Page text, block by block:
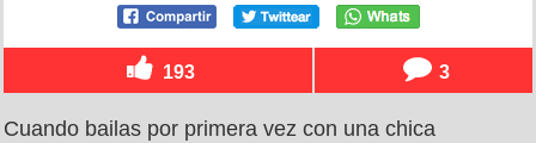
193 3
Cuando bailas por primera vez con una chica